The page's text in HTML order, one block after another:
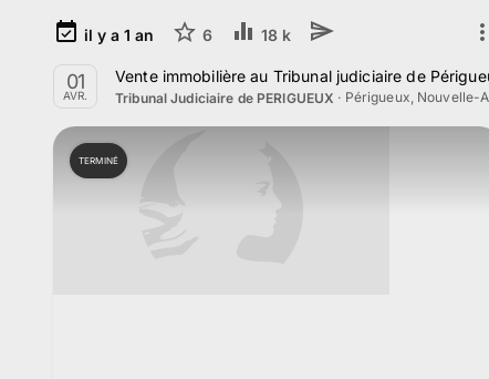
il y a 1 an 6 18 k
01
AVR.
Vente immobilière au Tribunal judiciaire de
Tribunal Judiciaire de PERIGUEUX · Périgueux, Nouvelle-
TERMINÉ